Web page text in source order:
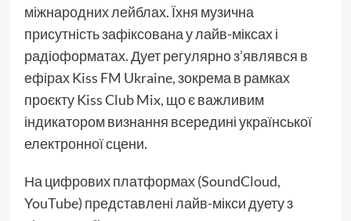
міжнародних лейблах. Їхня музична
присутність зафіксована у лайв-міксах і
радіоформатах. Дует регулярно з’являвся в
ефірах Kiss FM Ukraine, зокрема в рамках
проєкту Kiss Club Mix, що є важливим
індикатором визнання всередині української
електронної сцени.
На цифрових платформах (SoundCloud,
YouTube) представлені лайв-мікси дуету з